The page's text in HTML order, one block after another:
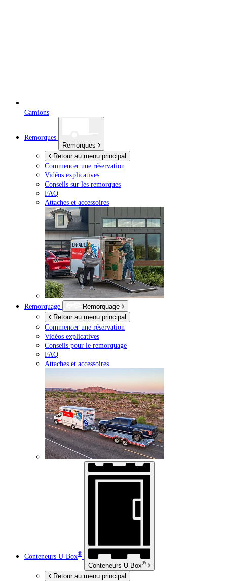
Camions
Remorques
Remorques
Retour au menu principal
Commencer une réservation
Vidéos explicatives
Conseils sur les remorques
FAQ
Attaches et accessoires
Remorquage
Remorquage
Retour au menu principal
Commencer une réservation
Vidéos explicatives
Conseils pour le remorquage
FAQ
Attaches et accessoires
Conteneurs U-Box®
Conteneurs U-Box®
Retour au menu principal